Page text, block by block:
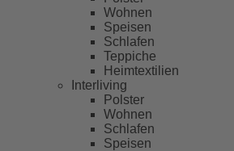
Wohnen
Speisen
Schlafen
Teppiche
Heimtextilien
Interliving
Polster
Wohnen
Schlafen
Speisen